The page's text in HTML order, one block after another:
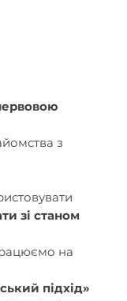
з
зі станом
на
підхід»